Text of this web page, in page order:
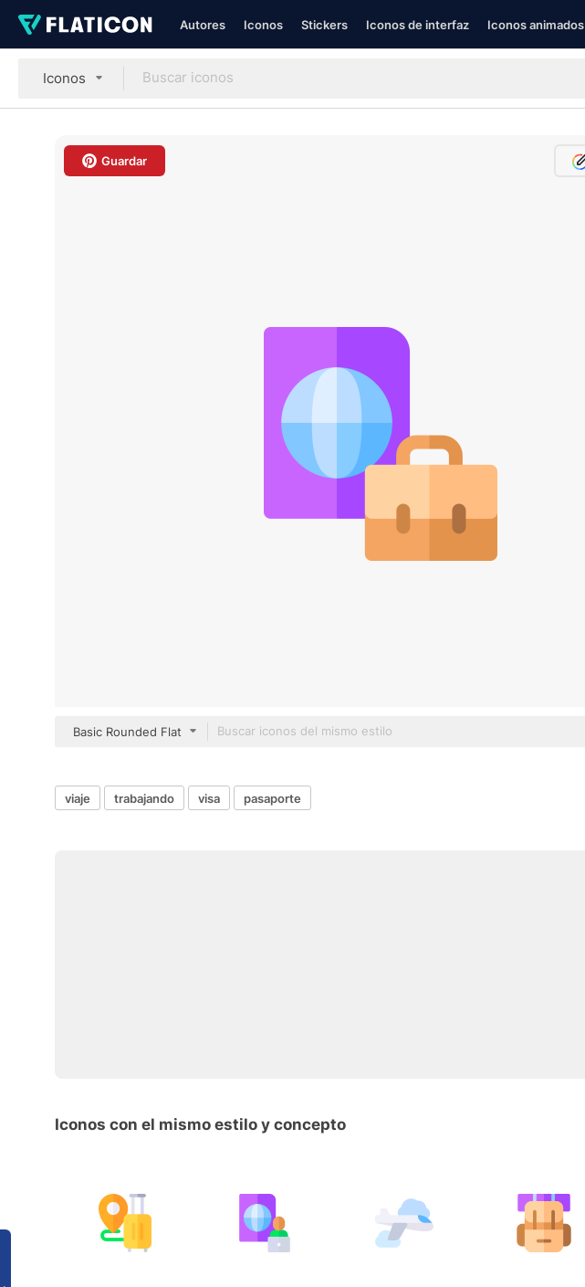
Autores Iconos Stickers Iconos de interfaz Iconos animados
Iconos
Guardar
Basic Rounded Flat
viaje trabajando visa pasaporte
Iconos con el mismo estilo y concepto